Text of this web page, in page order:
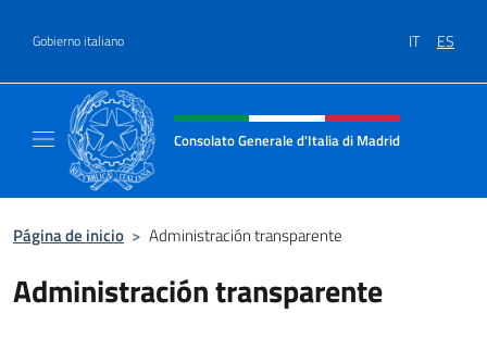
Gobierno italiano IT ES
Encabezado del sitio web,
Consolato Generale d'Italia di Madrid
Página de inicio > Administración transparente
Administración transparente